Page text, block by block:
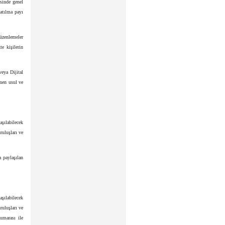
genel
payı
kişilerin
Dijital
usul ve
ve
ve
ile